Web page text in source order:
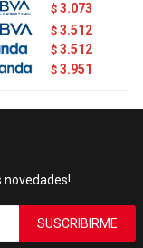
$ 3.073
$ 3.512
$ 3.512
$ 3.951
novedades!
SUSCRIBIRME